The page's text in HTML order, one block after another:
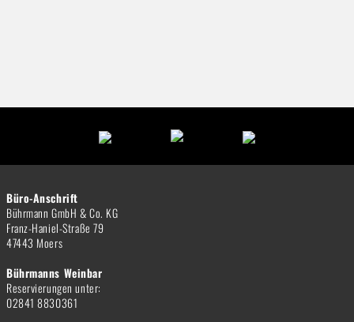
Büro-Anschrift
Bührmann GmbH & Co. KG
Franz-Haniel-Straße 79
47443 Moers
Bührmanns Weinbar
Reservierungen unter:
02841 8830361